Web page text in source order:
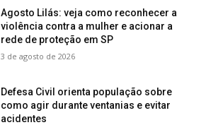
Agosto Lilás: veja como reconhecer a
violência contra a mulher e acionar a
rede de proteção em SP
3 de agosto de 2026
Defesa Civil orienta população sobre
como agir durante ventanias e evitar
acidentes